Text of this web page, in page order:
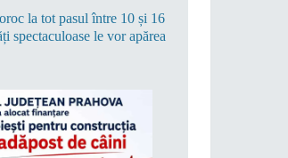
la tot pasul între 10 și 16
spectaculoase le vor apărea